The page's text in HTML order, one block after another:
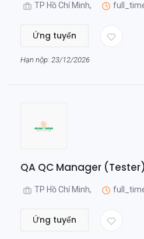
TP Hồ Chí Minh,
Ứng tuyển
Hạn nộp: 23/12/2026
QA QC Manager (Tester)
TP Hồ Chí Minh,
Ứng tuyển